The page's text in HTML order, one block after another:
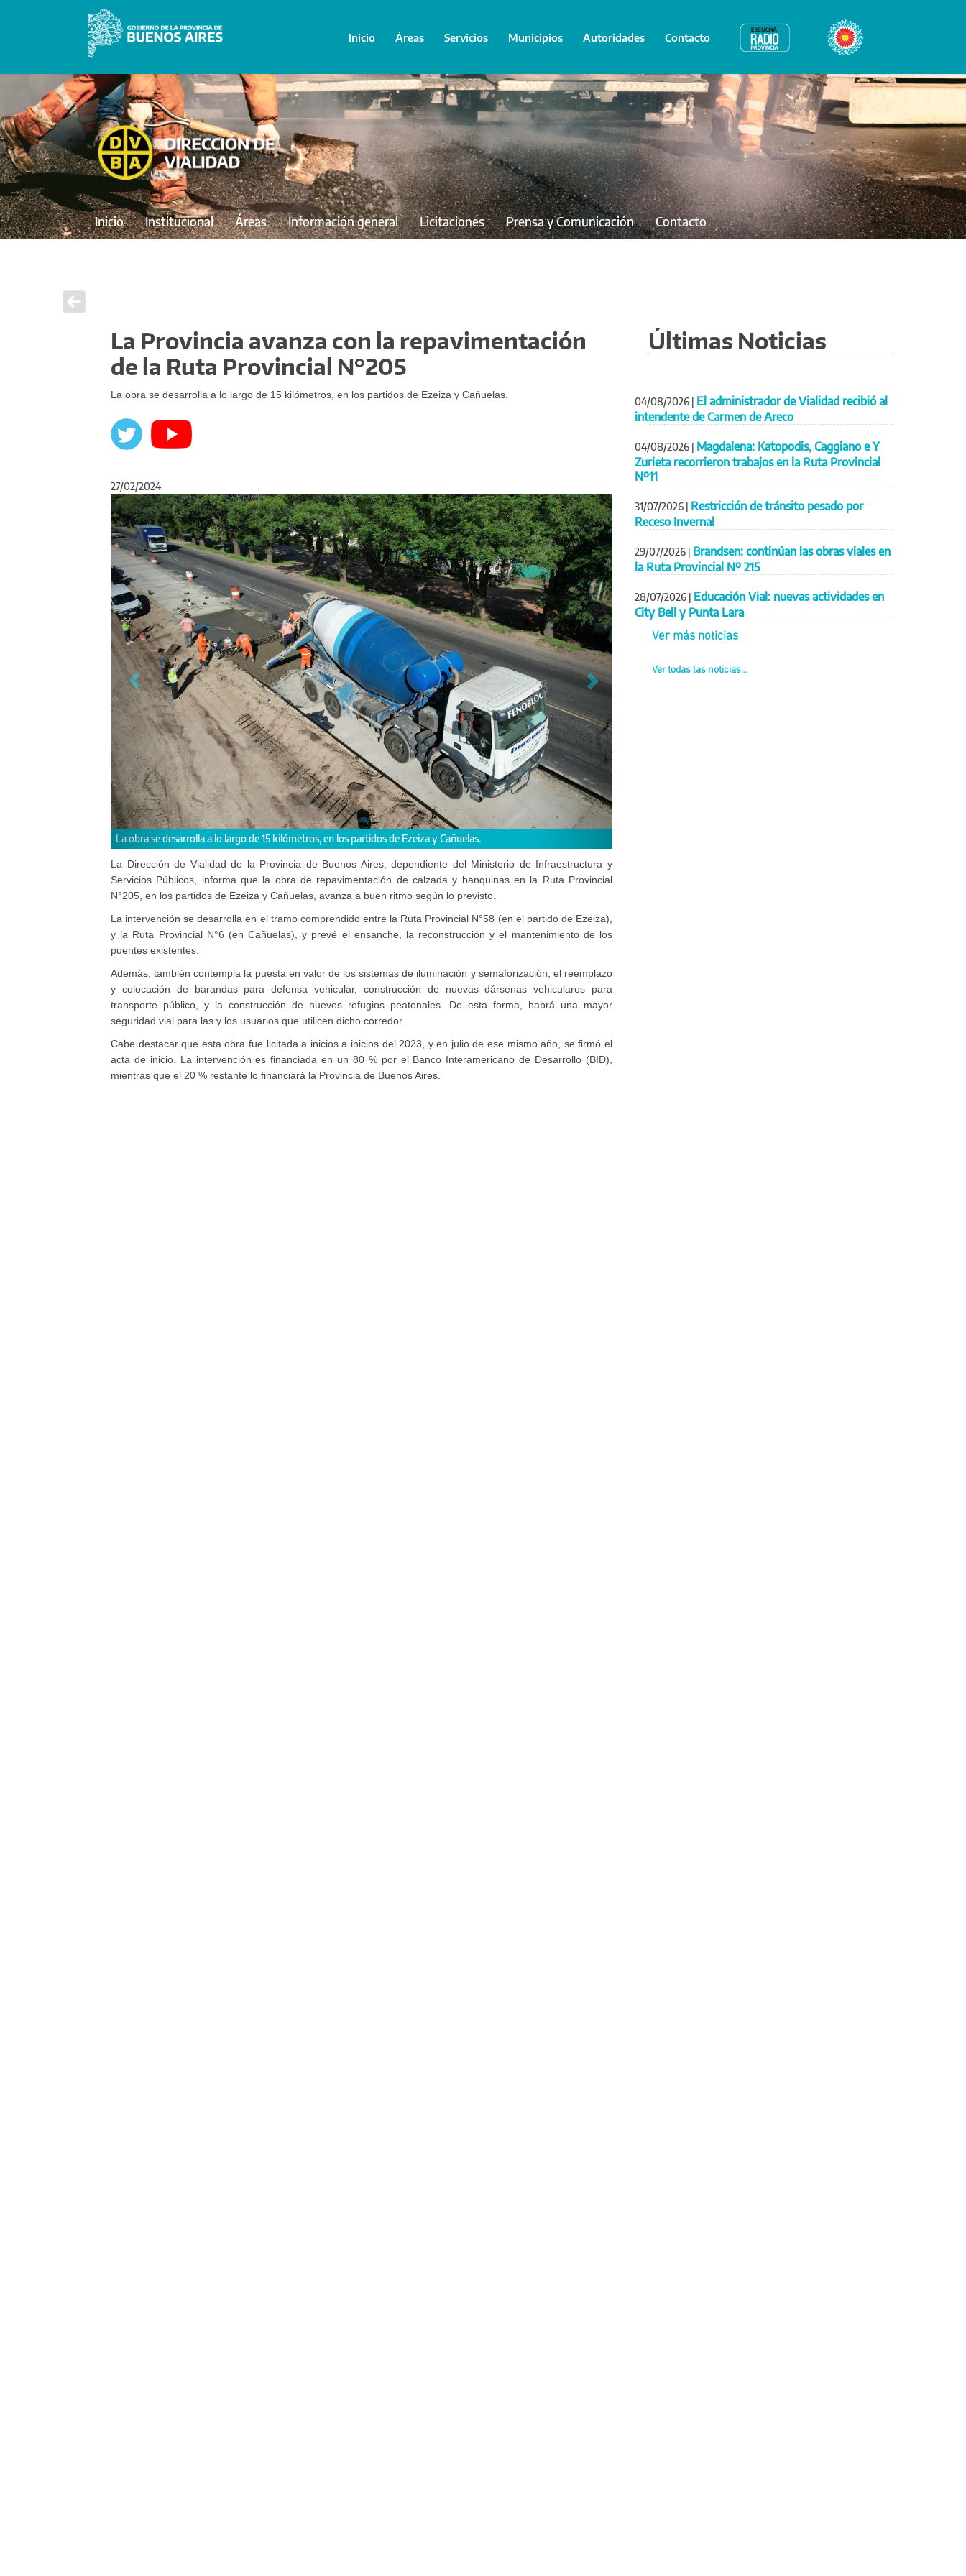
Inicio Áreas Servicios Municipios Autoridades Contacto Radio Provincia Bicentenario
Inicio Institucional Áreas Información general Licitaciones Prensa y Comunicación Contacto
La Provincia avanza con la repavimentación
de la Ruta Provincial N°205
La obra se desarrolla a lo largo de 15 kilómetros, en los partidos de Ezeiza y Cañuelas.
27/02/2024
La obra se desarrolla a lo largo de 15 kilómetros, en los partidos de Ezeiza y Cañuelas.
Anterior Siguiente
La Dirección de Vialidad de la Provincia de Buenos Aires, dependiente del Ministerio de Infraestructura y
Servicios Públicos, informa que la obra de repavimentación de calzada y banquinas en la Ruta Provincial
N°205, en los partidos de Ezeiza y Cañuelas, avanza a buen ritmo según lo previsto.
La intervención se desarrolla en el tramo comprendido entre la Ruta Provincial N°58 (en el partido de Ezeiza),
y la Ruta Provincial N°6 (en Cañuelas), y prevé el ensanche, la reconstrucción y el mantenimiento de los
puentes existentes.
Además, también contempla la puesta en valor de los sistemas de iluminación y semaforización, el reemplazo
y colocación de barandas para defensa vehicular, construcción de nuevas dársenas vehiculares para
transporte público, y la construcción de nuevos refugios peatonales. De esta forma, habrá una mayor
seguridad vial para las y los usuarios que utilicen dicho corredor.
Cabe destacar que esta obra fue licitada a inicios a inicios del 2023, y en julio de ese mismo año, se firmó el
acta de inicio. La intervención es financiada en un 80 % por el Banco Interamericano de Desarrollo (BID),
mientras que el 20 % restante lo financiará la Provincia de Buenos Aires.
Últimas Noticias
04/08/2026 | El administrador de Vialidad recibió al
intendente de Carmen de Areco
04/08/2026 | Magdalena: Katopodis, Caggiano e Y
Zurieta recorrieron trabajos en la Ruta Provincial
Nº11
31/07/2026 | Restricción de tránsito pesado por
Receso Invernal
29/07/2026 | Brandsen: continúan las obras viales en
la Ruta Provincial Nº 215
28/07/2026 | Educación Vial: nuevas actividades en
City Bell y Punta Lara
Ver más noticias
Ver todas las noticias...